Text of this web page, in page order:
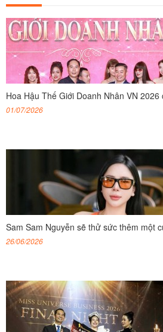
Hoa Hậu Thế Giới Doanh Nhân VN
01/07/2026
Sam Sam Nguyễn sẽ thử sức thêm một
26/06/2026